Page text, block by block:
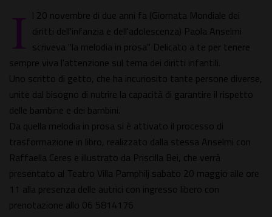
I l 20 novembre di due anni fa (Giornata Mondiale dei
diritti dell'infanzia e dell'adolescenza) Paola Anselmi
scriveva "la melodia in prosa" Delicato a te per tenere
sempre viva l'attenzione sul tema dei diritti infantili.
Uno scritto di getto, che ha incuriosito tante persone diverse,
unite dal bisogno di nutrire la capacità di garantire il rispetto
delle bambine e dei bambini.
Da quella melodia in prosa si è attivato il processo di
trasformazione in libro, realizzato dalla stessa Anselmi con
Raffaella Ceres e illustrato da Priscilla Bei, che verrà
presentato al Teatro Villa Pamphilj sabato 20 maggio alle ore
11 alla presenza delle autrici con ingresso libero con
prenotazione allo 06 5814176